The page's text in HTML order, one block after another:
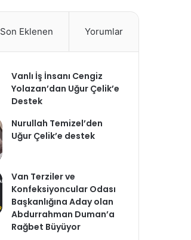
Son Eklenen Yorumlar
Vanlı İş İnsanı Cengiz
Yolazan’dan Uğur Çelik’e
Destek
Nurullah Temizel’den
Uğur Çelik’e destek
Van Terziler ve
Konfeksiyoncular Odası
Başkanlığına Aday olan
Abdurrahman Duman’a
Rağbet Büyüyor